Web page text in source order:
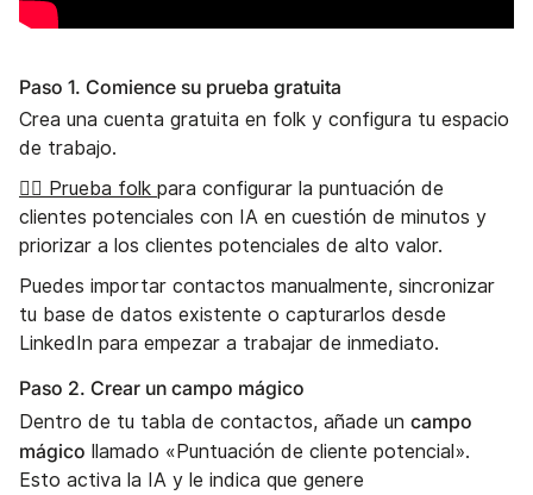
Paso 1. Comience su prueba gratuita
Crea una cuenta gratuita en folk y configura tu espacio
de trabajo.
👉🏼 Prueba folk para configurar la puntuación de
clientes potenciales con IA en cuestión de minutos y
priorizar a los clientes potenciales de alto valor.
Puedes importar contactos manualmente, sincronizar
tu base de datos existente o capturarlos desde
LinkedIn para empezar a trabajar de inmediato.
Paso 2. Crear un campo mágico
Dentro de tu tabla de contactos, añade un campo
mágico llamado «Puntuación de cliente potencial».
Esto activa la IA y le indica que genere